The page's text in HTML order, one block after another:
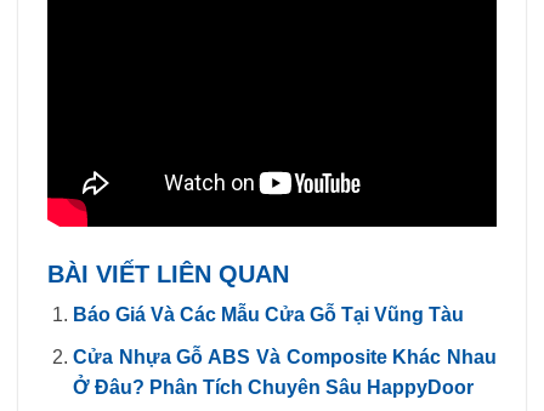
BÀI VIẾT LIÊN QUAN
Báo Giá Và Các Mẫu Cửa Gỗ Tại Vũng Tàu
Cửa Nhựa Gỗ ABS Và Composite Khác Nhau
Ở Đâu? Phân Tích Chuyên Sâu HappyDoor